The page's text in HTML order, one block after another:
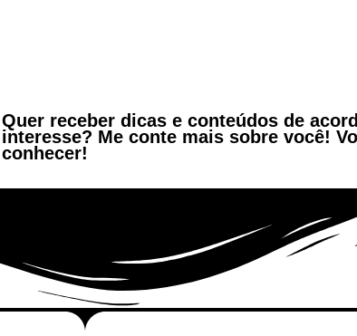
Quer receber dicas e conteúdos de
interesse? Me conte mais sobre você!
conhecer!